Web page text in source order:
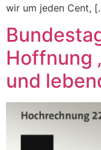
wir um jeden Cent,
Hoffnung
und